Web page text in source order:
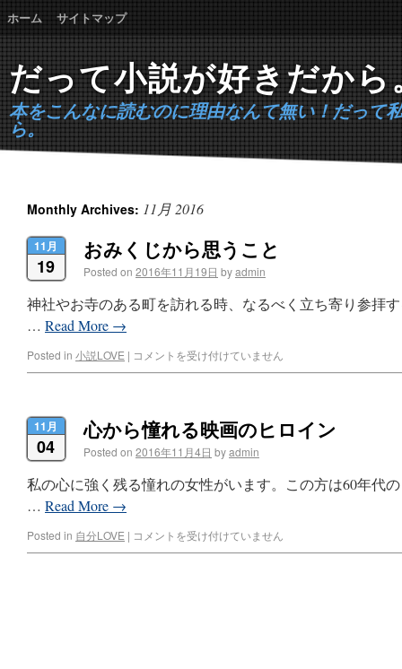
ホーム サイトマップ
だって小説が好きだから
本をこんなに読むのに理由なんて無い！だって
ら。
Monthly Archives: 11月 2016
11月
19
おみくじから思うこと
Posted on 2016年11月19日 byadmin
神社やお寺のある町を訪れる時、なるべく立ち寄り参拝
… Read More →
Posted in 小説LOVE | コメントを受け付けていません
11月
04
心から憧れる映画のヒロイン
Posted on 2016年11月4日 byadmin
私の心に強く残る憧れの女性がいます。この方は60年代
… Read More →
Posted in 自分LOVE | コメントを受け付けていません